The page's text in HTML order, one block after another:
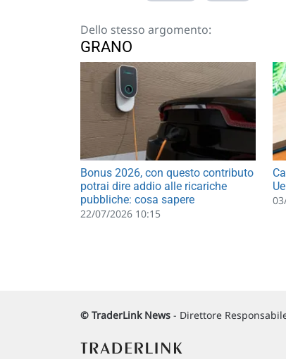
Dello stesso argomento:
GRANO
Bonus 2026, con questo contributo
potrai dire addio alle ricariche
pubbliche: cosa sapere
22/07/2026 10:15
© TraderLink News - Direttore